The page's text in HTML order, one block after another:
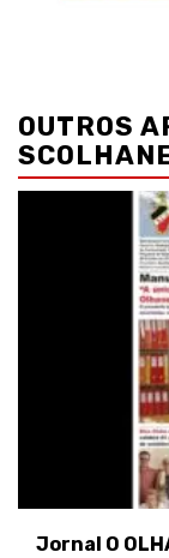
de
artigos
OUTROS
Jornal O